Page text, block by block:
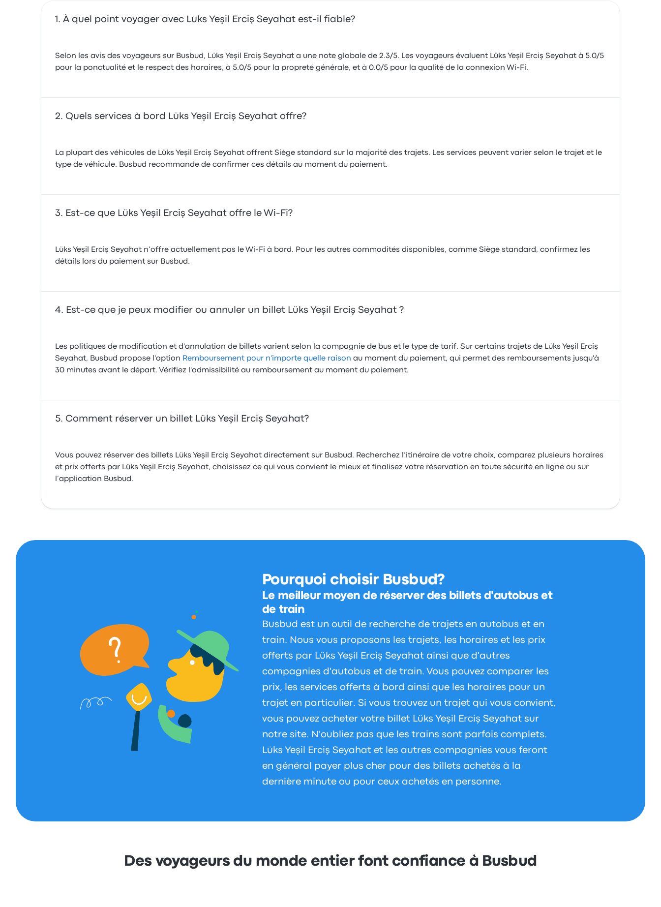
À quel point voyager avec Lüks Yeşil Erciş Seyahat est-il fiable?
Selon les avis des voyageurs sur Busbud, Lüks Yeşil Erciş Seyahat a une note globale de 2.3/5. Les voyageurs évaluent Lüks Yeşil Erciş Seyahat à 5.0/5
pour la ponctualité et le respect des horaires, à 5.0/5 pour la propreté générale, et à 0.0/5 pour la qualité de la connexion Wi-Fi.
Quels services à bord Lüks Yeşil Erciş Seyahat offre?
La plupart des véhicules de Lüks Yeşil Erciş Seyahat offrent Siège standard sur la majorité des trajets. Les services peuvent varier selon le trajet et le
type de véhicule. Busbud recommande de confirmer ces détails au moment du paiement.
Est-ce que Lüks Yeşil Erciş Seyahat offre le Wi-Fi?
Lüks Yeşil Erciş Seyahat n’offre actuellement pas le Wi‑Fi à bord. Pour les autres commodités disponibles, comme Siège standard, confirmez les
détails lors du paiement sur Busbud.
Est-ce que je peux modifier ou annuler un billet Lüks Yeşil Erciş Seyahat ?
Les politiques de modification et d'annulation de billets varient selon la compagnie de bus et le type de tarif. Sur certains trajets de Lüks Yeşil Erciş
Seyahat, Busbud propose l'option Remboursement pour n'importe quelle raison au moment du paiement, qui permet des remboursements jusqu'à
30 minutes avant le départ. Vérifiez l'admissibilité au remboursement au moment du paiement.
Comment réserver un billet Lüks Yeşil Erciş Seyahat?
Vous pouvez réserver des billets Lüks Yeşil Erciş Seyahat directement sur Busbud. Recherchez l’itinéraire de votre choix, comparez plusieurs horaires
et prix offerts par Lüks Yeşil Erciş Seyahat, choisissez ce qui vous convient le mieux et finalisez votre réservation en toute sécurité en ligne ou sur
l’application Busbud.
Pourquoi choisir Busbud?
Le meilleur moyen de réserver des billets d'autobus et
de train
Busbud est un outil de recherche de trajets en autobus et en
train. Nous vous proposons les trajets, les horaires et les prix
offerts par Lüks Yeşil Erciş Seyahat ainsi que d'autres
compagnies d'autobus et de train. Vous pouvez comparer les
prix, les services offerts à bord ainsi que les horaires pour un
trajet en particulier. Si vous trouvez un trajet qui vous convient,
vous pouvez acheter votre billet Lüks Yeşil Erciş Seyahat sur
notre site. N'oubliez pas que les trains sont parfois complets.
Lüks Yeşil Erciş Seyahat et les autres compagnies vous feront
en général payer plus cher pour des billets achetés à la
dernière minute ou pour ceux achetés en personne.
Des voyageurs du monde entier font confiance à Busbud